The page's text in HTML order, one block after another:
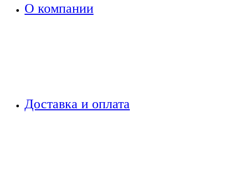
О компании
Доставка и оплата